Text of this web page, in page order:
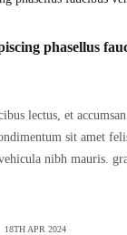
phasellus
lectus, et accumsan
sit amet
nibh mauris.
18TH APR 2024